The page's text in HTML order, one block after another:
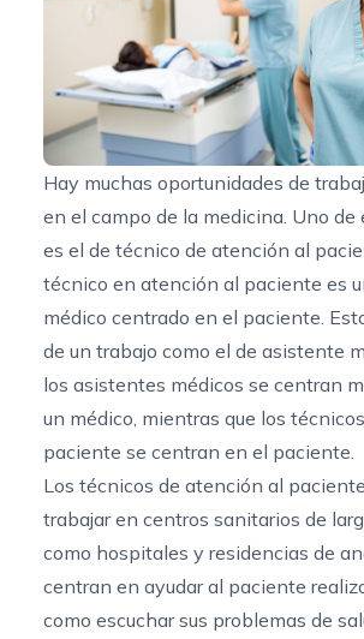
Hay muchas oportunidades de
en el campo de la medicina. Uno de
es el de técnico de atención al
técnico en atención al paciente es
médico centrado en el paciente.
de un trabajo como el de asistente
los asistentes médicos se centran
un médico, mientras que los
paciente se centran en el paciente.
Los técnicos de atención al
trabajar en centros sanitarios de
como hospitales y residencias de
centran en ayudar al paciente
como escuchar sus problemas de